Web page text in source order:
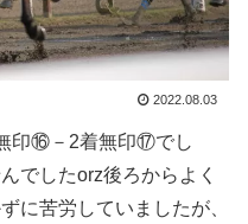
2022.08.03
印⑯－2着無印⑰でし
でしたorz後ろからよく
に苦労していましたが、